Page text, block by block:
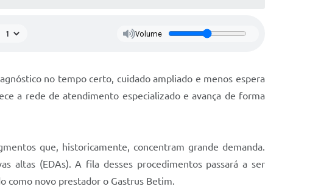
Volume
no tempo certo, cuidado ampliado e menos espera
a rede de atendimento especializado e avança de forma
que, historicamente, concentram grande demanda.
altas (EDAs). A fila desses procedimentos passará a ser
como novo prestador o Gastrus Betim.